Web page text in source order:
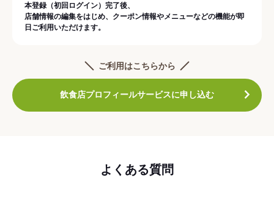
本登録（初回ログイン）完了後、
店舗情報の編集をはじめ、クーポン情報やメニューなどの機能が即
日ご利用いただけます。
ご利用はこちらから
飲食店プロフィールサービスに申し込む
よくある質問